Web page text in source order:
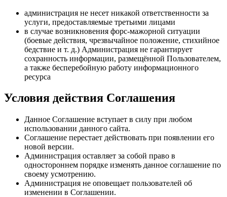
администрация не несет никакой ответственности за
услуги, предоставляемые третьими лицами
в случае возникновения форс-мажорной ситуации
(боевые действия, чрезвычайное положение, стихийное
бедствие и т. д.) Администрация не гарантирует
сохранность информации, размещённой Пользователем,
а также бесперебойную работу информационного
ресурса
Условия действия Соглашения
Данное Соглашение вступает в силу при любом
использовании данного сайта.
Соглашение перестает действовать при появлении его
новой версии.
Администрация оставляет за собой право в
одностороннем порядке изменять данное соглашение по
своему усмотрению.
Администрация не оповещает пользователей об
изменении в Соглашении.